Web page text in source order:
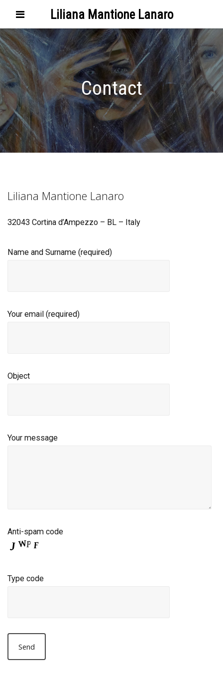
Liliana Mantione Lanaro
Contact
Liliana Mantione Lanaro
32043 Cortina d’Ampezzo – BL – Italy
Name and Surname (required)
Your email (required)
Object
Your message
Anti-spam code
Type code